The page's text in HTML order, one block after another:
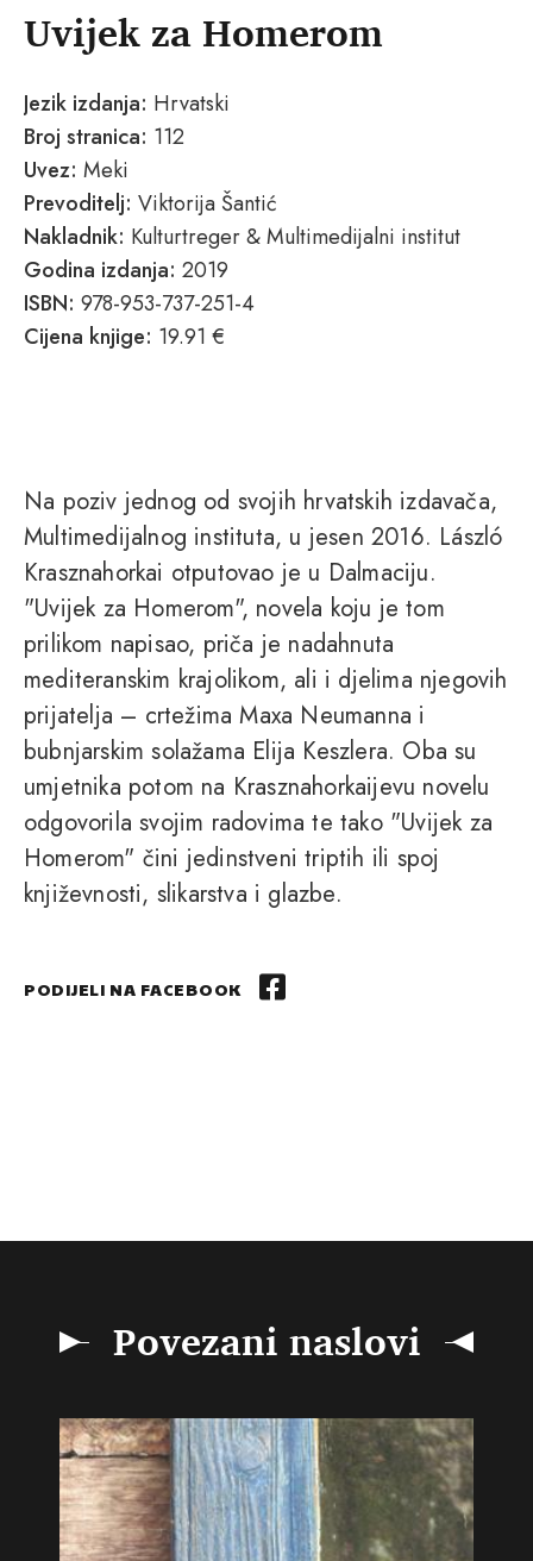
Uvijek za Homerom
Jezik izdanja: Hrvatski
Broj stranica: 112
Uvez: Meki
Prevoditelj: Viktorija Šantić
Nakladnik: Kulturtreger & Multimedijalni institut
Godina izdanja: 2019
ISBN: 978-953-737-251-4
Cijena knjige: 19.91 €
Na poziv jednog od svojih hrvatskih izdavača,
Multimedijalnog instituta, u jesen 2016. László
Krasznahorkai otputovao je u Dalmaciju.
"Uvijek za Homerom", novela koju je tom
prilikom napisao, priča je nadahnuta
mediteranskim krajolikom, ali i djelima njegovih
prijatelja – crtežima Maxa Neumanna i
bubnjarskim solažama Elija Keszlera. Oba su
umjetnika potom na Krasznahorkaijevu novelu
odgovorila svojim radovima te tako "Uvijek za
Homerom" čini jedinstveni triptih ili spoj
književnosti, slikarstva i glazbe.
PODIJELI NA FACEBOOK
Povezani naslovi